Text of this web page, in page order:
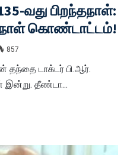
வது பிறந்தநாள்:
நாள் கொண்டாட்டம்!
857
தந்தை டாக்டர் பி.ஆர்.
இன்று. தீண்டா...